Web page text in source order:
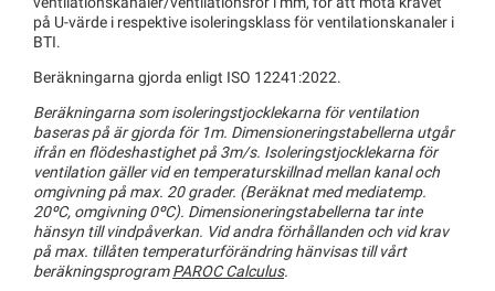
ventilationskanaler/ventilationsrör i mm, för att möta kravet
på U-värde i respektive isoleringsklass för ventilationskanaler i
BTI.
Beräkningarna gjorda enligt ISO 12241:2022.
Beräkningarna som isoleringstjocklekarna för ventilation
baseras på är gjorda för 1m. Dimensioneringstabellerna utgår
ifrån en flödeshastighet på 3m/s. Isoleringstjocklekarna för
ventilation gäller vid en temperaturskillnad mellan kanal och
omgivning på max. 20 grader. (Beräknat med mediatemp.
20ºC, omgivning 0ºC). Dimensioneringstabellerna tar inte
hänsyn till vindpåverkan. Vid andra förhållanden och vid krav
på max. tillåten temperaturförändring hänvisas till vårt
beräkningsprogram PAROC Calculus.